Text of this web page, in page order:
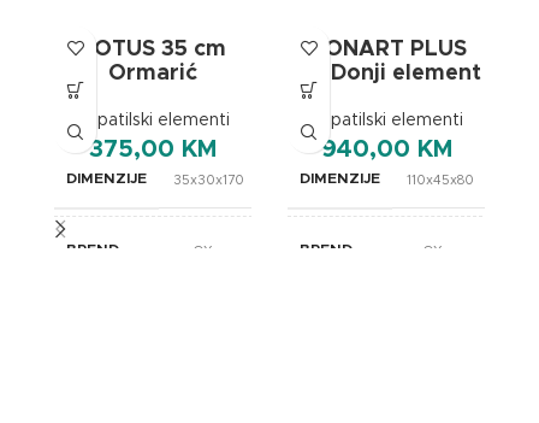
LOTUS 35 cm
Ormarić
Kupatilski elementi
375,00 KM
DIMENZIJE 35x30x170
BREND OXaqua
MONART PLUS
110 Donji element
Kupatilski elementi
940,00 KM
DIMENZIJE 110x45x80
BREND OXaqua